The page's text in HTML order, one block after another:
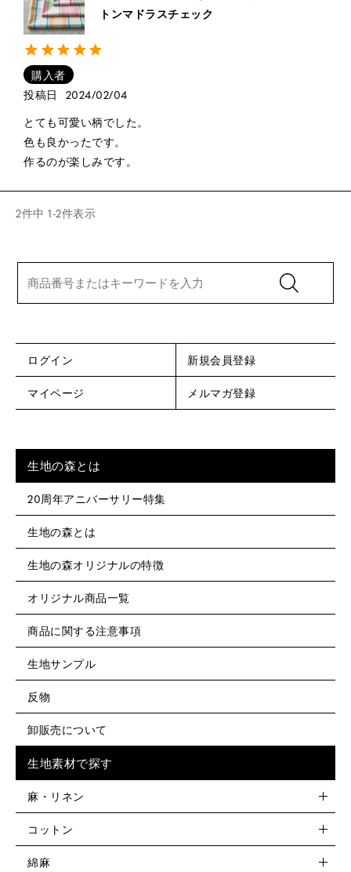
トンマドラスチェック
購入者
投稿日
2024/02/04
とても可愛い柄でした。
色も良かったです。
作るのが楽しみです。
2件中 1-2件表示
ログイン 新規会員登録
マイページ メルマガ登録
生地の森とは
20周年アニバーサリー特集
生地の森とは
生地の森オリジナルの特徴
オリジナル商品一覧
商品に関する注意事項
生地サンプル
反物
卸販売について
生地素材で探す
麻・リネン
コットン
綿麻